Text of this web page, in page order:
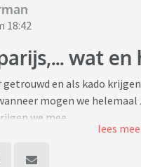
18:42
wat en
en als kado
mogen we
we mee.
en hebben dus geen